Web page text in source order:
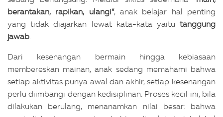
berantakan, rapikan, ulangi”, anak belajar hal penting
yang tidak diajarkan lewat kata-kata yaitu tanggung
jawab.
Dari kesenangan bermain hingga kebiasaan
membereskan mainan, anak sedang memahami bahwa
setiap aktivitas punya awal dan akhir, setiap kesenangan
perlu diimbangi dengan kedisiplinan. Proses kecil ini, bila
dilakukan berulang, menanamkan nilai besar: bahwa